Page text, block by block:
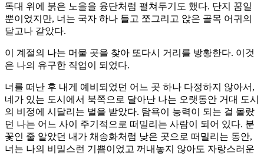
독대 위에 붉은 노을을 융단처럼 펼쳐두기도 했다. 단지 꿈일
뿐이었지만, 너는 국자 하나 들고 쪼그리고 앉은 골목 어귀의
달고나 같았다.
이 계절의 나는 머물 곳을 찾아 또다시 거리를 방황한다. 이것
은 나의 유구한 직업이 되었다.
너를 떠난 후 내게 예비되었던 어느 곳 하나 다정하지 않아서,
네가 있는 도시에서 북쪽으로 달아난 나는 오랫동안 거대 도시
의 비정에 시달리는 벌을 받았다. 탐욕이 능력이 되는 걸 몰랐
던 나는 어느 사이 주기적으로 떠밀리는 사람이 되어 있다. 분
꽃인 줄 알았던 내가 채송화처럼 낮은 곳으로 떠밀리는 동안,
너는 나의 비밀스런 기쁨이었고 꺼내놓지 않아도 자랑스러운